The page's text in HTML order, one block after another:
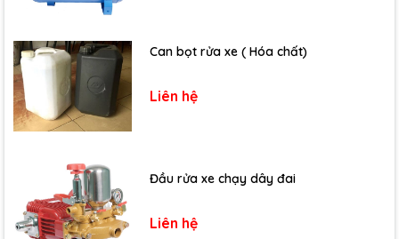
Can bọt rửa xe ( Hóa chất)
Liên hệ
Đầu rửa xe chạy dây đai
Liên hệ